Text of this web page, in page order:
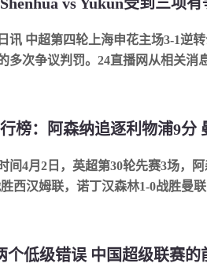
讯 中超第四轮上海申花主场3-1逆
多次争议判罚。24直播网从相关消
间4月2日，英超第30轮先赛3场，
西汉姆联，诺丁汉森林1-0战胜曼